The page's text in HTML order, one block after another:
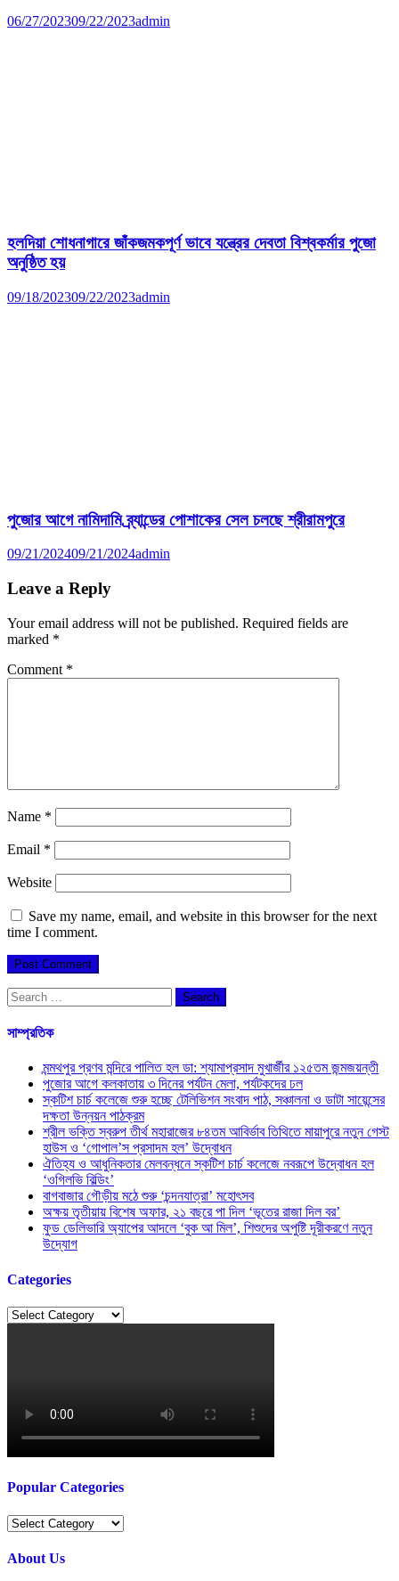
06/27/202309/22/2023admin
হলদিয়া শোধনাগারে জাঁকজমকপূর্ণ ভাবে যন্ত্রের দেবতা বিশ্বকর্মার পুজো
অনুষ্ঠিত হয়
09/18/202309/22/2023admin
পুজোর আগে নামিদামি ব্র্যান্ডের পোশাকের সেল চলছে শ্রীরামপুরে
09/21/202409/21/2024admin
Leave a Reply
Your email address will not be published. Required fields are
marked *
Comment *
Name *
Email *
Website
Save my name, email, and website in this browser for the next
time I comment.
Search
for:
সাম্প্রতিক
মন্মথপুর প্রণব মন্দিরে পালিত হল ডা: শ্যামাপ্রসাদ মুখার্জীর ১২৫তম জন্মজয়ন্তী
পুজোর আগে কলকাতায় ৩ দিনের পর্যটন মেলা, পর্যটকদের ঢল
স্কটিশ চার্চ কলেজে শুরু হচ্ছে টেলিভিশন সংবাদ পাঠ, সঞ্চালনা ও ডাটা সায়েন্সের
দক্ষতা উন্নয়ন পাঠক্রম
শ্রীল ভক্তি স্বরুপ তীর্থ মহারাজের ৮৪তম আবির্ভাব তিথিতে মায়াপুরে নতুন গেস্ট
হাউস ও ‘গোপাল’স প্রসাদম হল’ উদ্বোধন
ঐতিহ্য ও আধুনিকতার মেলবন্ধনে স্কটিশ চার্চ কলেজে নবরূপে উদ্বোধন হল
‘ওগিলভি বিল্ডিং’
বাগবাজার গৌড়ীয় মঠে শুরু ‘চন্দনযাত্রা’ মহোৎসব
অক্ষয় তৃতীয়ায় বিশেষ অফার, ২১ বছরে পা দিল ‘ভূতের রাজা দিল বর’
ফুড ডেলিভারি অ্যাপের আদলে ‘বুক আ মিল’, শিশুদের অপুষ্টি দূরীকরণে নতুন
উদ্যোগ
Categories
Categories
Popular Categories
Popular
About Us